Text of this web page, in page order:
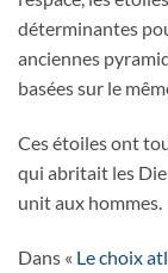
déterminantes
anciennes
basées sur le
Ces étoiles ont
qui abritait les
unit aux hommes.
Dans « Le choix